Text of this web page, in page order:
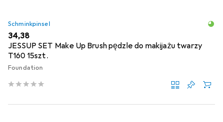
Schminkpinsel
EUR
34,38
JESSUP SET Make Up Brush pędzle do makijażu twarzy
T160 15szt.
Foundation